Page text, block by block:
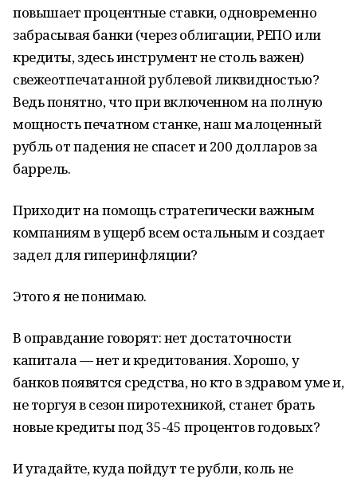
повышает процентные ставки, одновременно
забрасывая банки (через облигации, РЕПО или
кредиты, здесь инструмент не столь важен)
свежеотпечатанной рублевой ликвидностью?
Ведь понятно, что при включенном на полную
мощность печатном станке, наш малоценный
рубль от падения не спасет и 200 долларов за
баррель.
Приходит на помощь стратегически важным
компаниям в ущерб всем остальным и создает
задел для гиперинфляции?
Этого я не понимаю.
В оправдание говорят: нет достаточности
капитала — нет и кредитования. Хорошо, у
банков появятся средства, но кто в здравом уме и,
не торгуя в сезон пиротехникой, станет брать
новые кредиты под 35-45 процентов годовых?
И угадайте, куда пойдут те рубли, коль не